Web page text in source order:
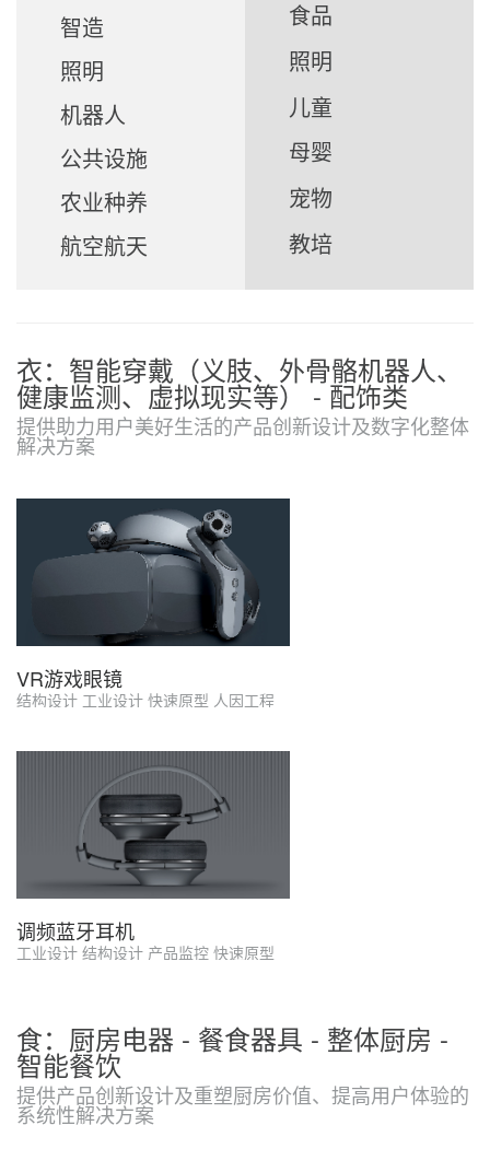
智造
照明
机器人
公共设施
农业种养
航空航天
食品
照明
儿童
母婴
宠物
教培
衣：智能穿戴（义肢、外骨骼机器人、
健康监测、虚拟现实等） - 配饰类
提供助力用户美好生活的产品创新设计及数字化整体
解决方案
VR游戏眼镜
结构设计 工业设计 快速原型 人因工程
调频蓝牙耳机
工业设计 结构设计 产品监控 快速原型
食：厨房电器 - 餐食器具 - 整体厨房 -
智能餐饮
提供产品创新设计及重塑厨房价值、提高用户体验的
系统性解决方案